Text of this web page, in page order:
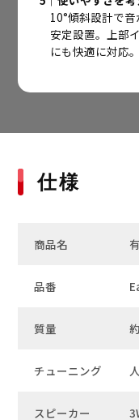
10°傾斜設計で
安定設置。上部
にも快適に対応。
仕様
商品名
品番
質量
チューニング
スピーカー